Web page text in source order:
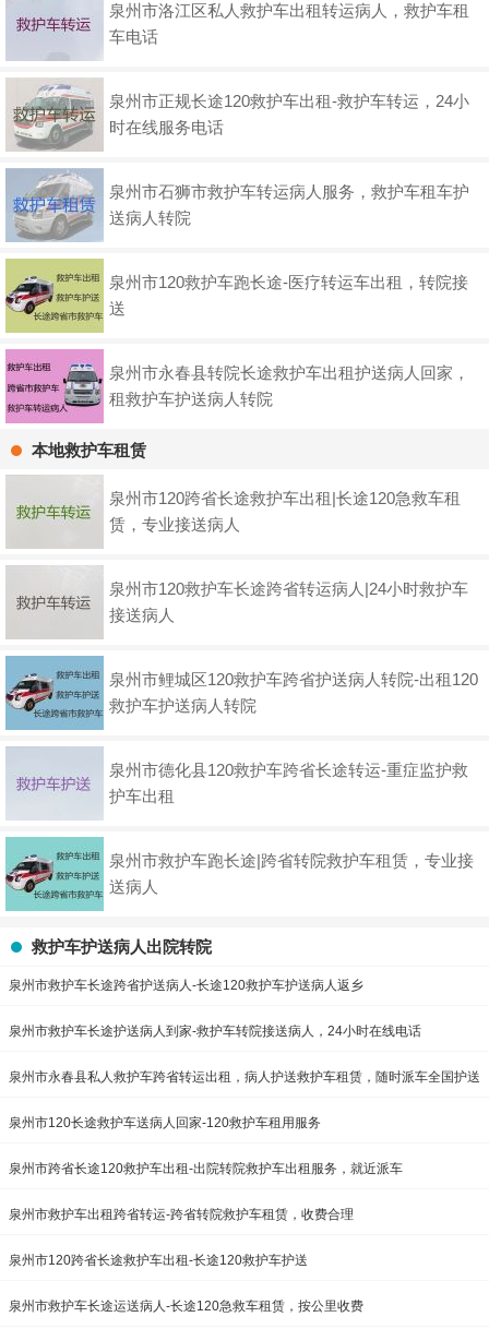
泉州市洛江区私人救护车出租转运病人，救护车租
车电话
泉州市正规长途120救护车出租-救护车转运，24小
时在线服务电话
泉州市石狮市救护车转运病人服务，救护车租车护
送病人转院
泉州市120救护车跑长途-医疗转运车出租，转院接
送
泉州市永春县转院长途救护车出租护送病人回家，
租救护车护送病人转院
本地救护车租赁
泉州市120跨省长途救护车出租|长途120急救车租
赁，专业接送病人
泉州市120救护车长途跨省转运病人|24小时救护车
接送病人
泉州市鲤城区120救护车跨省护送病人转院-出租120
救护车护送病人转院
泉州市德化县120救护车跨省长途转运-重症监护救
护车出租
泉州市救护车跑长途|跨省转院救护车租赁，专业接
送病人
救护车护送病人出院转院
泉州市救护车长途跨省护送病人-长途120救护车护送病人返乡
泉州市救护车长途护送病人到家-救护车转院接送病人，24小时在线电话
泉州市永春县私人救护车跨省转运出租，病人护送救护车租赁，随时派车全国护送
泉州市120长途救护车送病人回家-120救护车租用服务
泉州市跨省长途120救护车出租-出院转院救护车出租服务，就近派车
泉州市救护车出租跨省转运-跨省转院救护车租赁，收费合理
泉州市120跨省长途救护车出租-长途120救护车护送
泉州市救护车长途运送病人-长途120急救车租赁，按公里收费